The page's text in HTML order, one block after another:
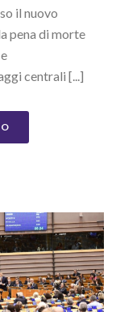
il nuovo
pena di morte
centrali [...]